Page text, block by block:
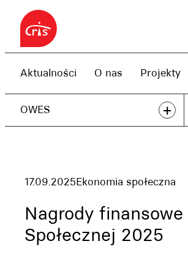
Przejdź
treści
Aktualności O nas Projekty
OWES +
17.09.2025Ekonomia społeczna
Nagrody
Społecznej 2025